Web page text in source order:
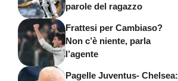
parole del ragazzo
Frattesi per Cambiaso?
Non c’è niente, parla
l’agente
Pagelle Juventus- Chelsea: